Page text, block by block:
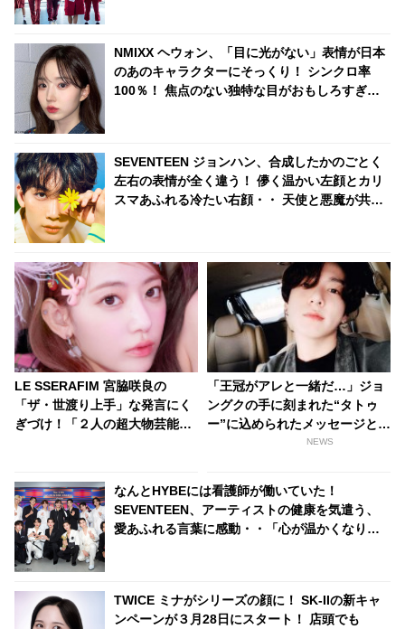
NMIXX ヘウォン、「目に光がない」表情が日本
のあのキャラクターにそっくり！ シンクロ率
100％！ 焦点のない独特な目がおもしろすぎる
SEVENTEEN ジョンハン、合成したかのごとく
左右の表情が全く違う！ 儚く温かい左顔とカリ
スマあふれる冷たい右顔・・ 天使と悪魔が共存
LE SSERAFIM 宮脇咲良の
「ザ・世渡り上手」な発言にく
ぎづけ！「２人の超大物芸能人
は・・ 芸歴10年以上のプロらし
い発言に爆笑
「王冠がアレと一緒だ…」ジョ
ングクの手に刻まれた“タトゥ
ー”に込められたメッセージと
は？ ファンによる見事な推理に
NEWS
なんとHYBEには看護師が働いていた！
SEVENTEEN、アーティストの健康を気遣う、
愛あふれる言葉に感動・・「心が温かくなりま
TWICE ミナがシリーズの顔に！ SK-IIの新キャ
ンペーンが３月28日にスタート！ 店頭でも